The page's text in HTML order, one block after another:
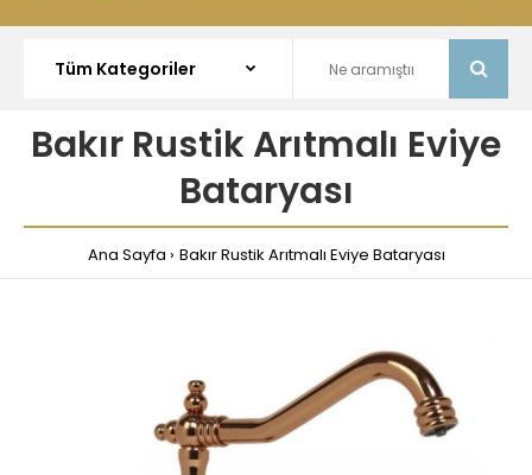
Bakır Rustik Arıtmalı Eviye
Bataryası
Ana Sayfa Bakır Rustik Arıtmalı Eviye Bataryası